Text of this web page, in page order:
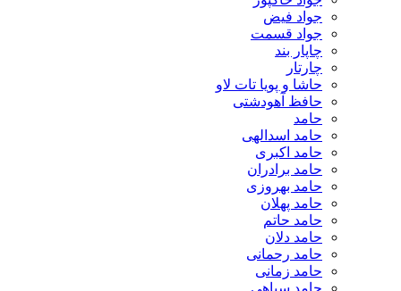
جواد فیض
جواد قسمت
چاپار بند
حاشا و پویا تات لاو
حافظ آهودشتی
حامد اسدالهی
حامد اکبری
حامد برادران
حامد بهروزی
حامد پهلان
حامد حاتم
حامد دلان
حامد رحمانی
حامد زمانی
حامد سیاهی